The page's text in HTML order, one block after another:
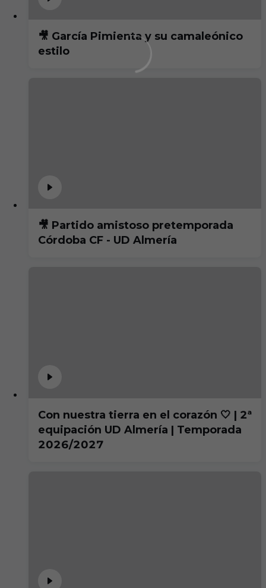
🎥 García Pimienta y su camaleónico
estilo
🎥 Partido amistoso pretemporada
Córdoba CF - UD Almería
Con nuestra tierra en el corazón 🤍 | 2ª
equipación UD Almería | Temporada
2026/2027